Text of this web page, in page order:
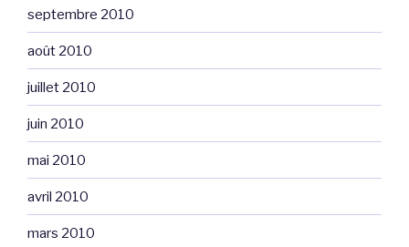
septembre 2010
août 2010
juillet 2010
juin 2010
mai 2010
avril 2010
mars 2010